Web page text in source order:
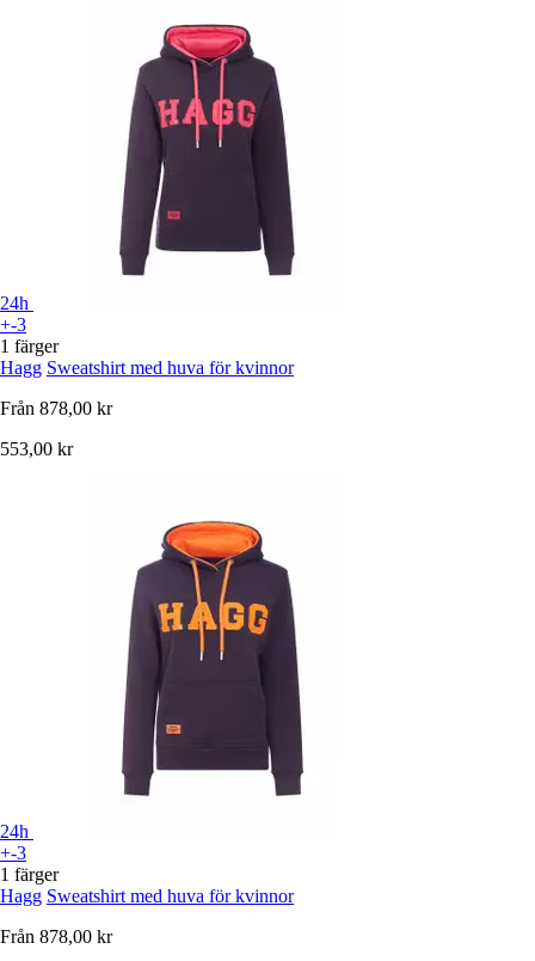
24h
+-3
1 färger
Hagg Sweatshirt med huva för kvinnor
Från 878,00 kr
553,00 kr
24h
+-3
1 färger
Hagg Sweatshirt med huva för kvinnor
Från 878,00 kr